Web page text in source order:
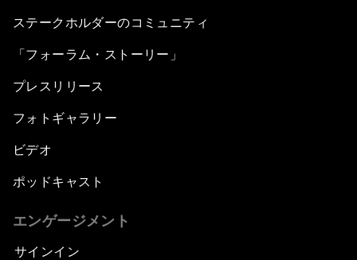
ステークホルダーのコミュニティ
「フォーラム・ストーリー」
プレスリリース
フォトギャラリー
ビデオ
ポッドキャスト
エンゲージメント
サインイン